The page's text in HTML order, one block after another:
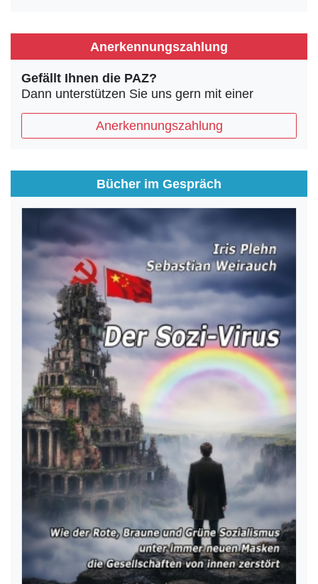
Anerkennungszahlung
Gefällt Ihnen die PAZ?
Dann unterstützen Sie uns gern mit einer
Anerkennungszahlung
Bücher im Gespräch